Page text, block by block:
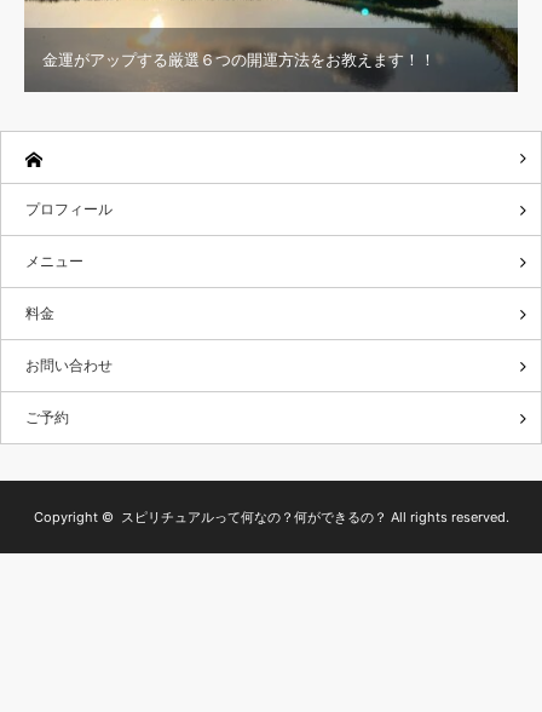
金運がアップする厳選６つの開運方法をお教えます！！
プロフィール
メニュー
料金
お問い合わせ
ご予約
Copyright © スピリチュアルって何なの？何ができるの？ All rights reserved.